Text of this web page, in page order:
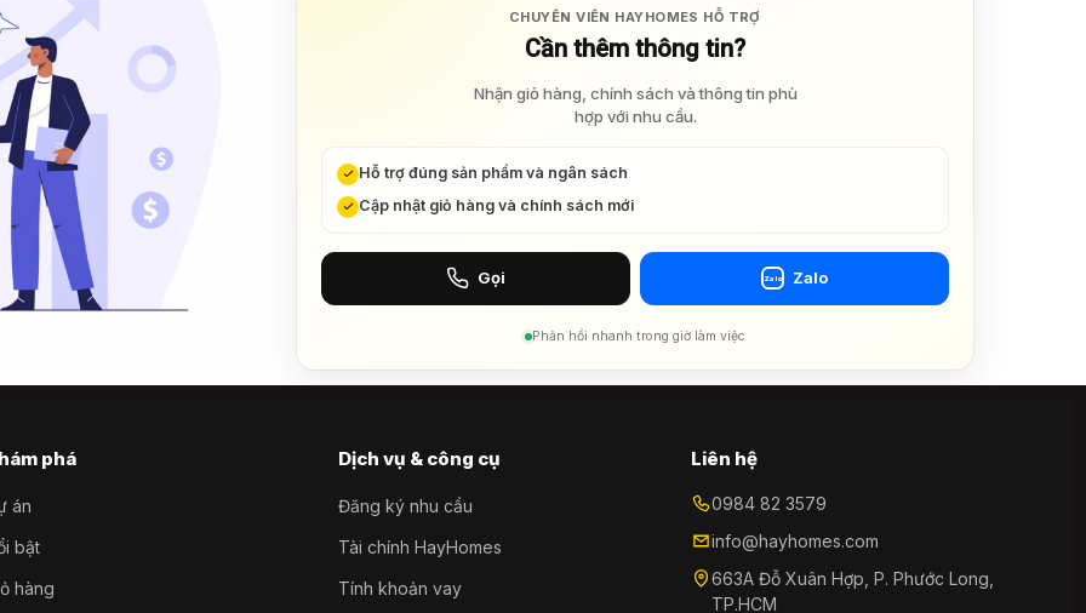
CHUYÊN VIÊN HAYHOMES HỖ TRỢ
Cần thêm thông tin?
Nhận giỏ hàng, chính sách và thông tin phù
hợp với nhu cầu.
Hỗ trợ đúng sản phẩm và ngân sách
Cập nhật giỏ hàng và chính sách mới
Gọi Zalo Zalo
Phản hồi nhanh trong giờ làm việc
phá
án
bật
hàng
Dịch vụ & công cụ
Đăng ký nhu cầu
Tài chính HayHomes
Tính khoản vay
Liên hệ
0984 82 3579
info@hayhomes.com
663A Đỗ Xuân Hợp, P. Phước Long,
TP.HCM